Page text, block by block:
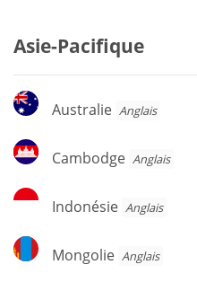
Asie-Pacifique
Australie
Australie Anglais
Cambodge
Cambodge Anglais
Indonésie
Indonésie Anglais
Mongolie
Mongolie Anglais